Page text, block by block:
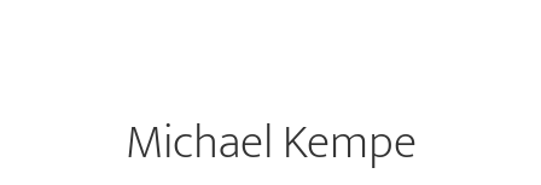
Michael Kempe